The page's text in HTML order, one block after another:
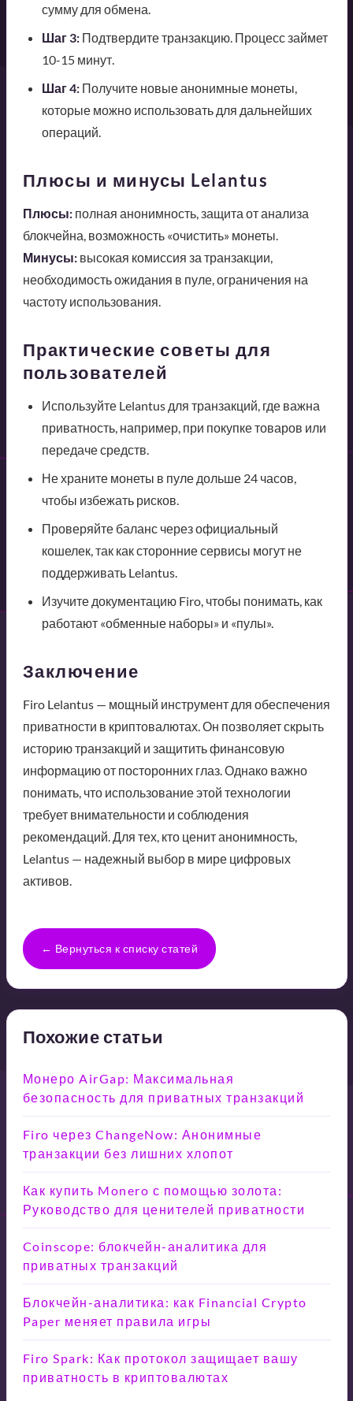
сумму для обмена.
Шаг 3:Подтвердите транзакцию. Процесс займет
10-15 минут.
Шаг 4:Получите новые анонимные монеты,
которые можно использовать для дальнейших
операций.
Плюсы и минусы Lelantus
Плюсы:полная анонимность, защита от анализа
блокчейна, возможность «очистить» монеты.
Минусы:высокая комиссия за транзакции,
необходимость ожидания в пуле, ограничения на
частоту использования.
Практические советы для
пользователей
Используйте Lelantus для транзакций, где важна
приватность, например, при покупке товаров или
передаче средств.
Не храните монеты в пуле дольше 24 часов,
чтобы избежать рисков.
Проверяйте баланс через официальный
кошелек, так как сторонние сервисы могут не
поддерживать Lelantus.
Изучите документацию Firo, чтобы понимать, как
работают «обменные наборы» и «пулы».
Заключение
Firo Lelantus — мощный инструмент для обеспечения
приватности в криптовалютах. Он позволяет скрыть
историю транзакций и защитить финансовую
информацию от посторонних глаз. Однако важно
понимать, что использование этой технологии
требует внимательности и соблюдения
рекомендаций. Для тех, кто ценит анонимность,
Lelantus — надежный выбор в мире цифровых
активов.
← Вернуться к списку статей
Похожие статьи
Монеро AirGap: Максимальная
безопасность для приватных транзакций
Firo через ChangeNow: Анонимные
транзакции без лишних хлопот
Как купить Monero с помощью золота:
Руководство для ценителей приватности
Coinscope: блокчейн-аналитика для
приватных транзакций
Блокчейн-аналитика: как Financial Crypto
Paper меняет правила игры
Firo Spark: Как протокол защищает вашу
приватность в криптовалютах